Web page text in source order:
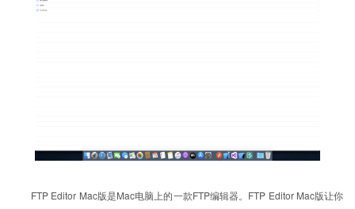
FTP Editor Mac版是Mac电脑上的一款FTP编辑器。FTP Editor Mac版让你